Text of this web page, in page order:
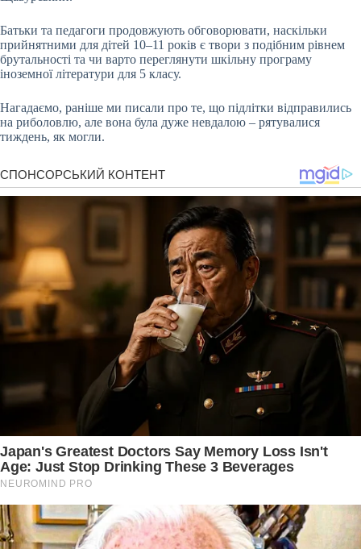
Батьки та педагоги продовжують обговорювати, наскільки
прийнятними для дітей 10–11 років є твори з подібним рівнем
брутальності та чи варто переглянути шкільну програму
іноземної літератури для 5 класу.
Нагадаємо, раніше ми писали про те, що підлітки відправились
на риболовлю, але вона була дуже невдалою – рятувалися
тиждень, як могли.